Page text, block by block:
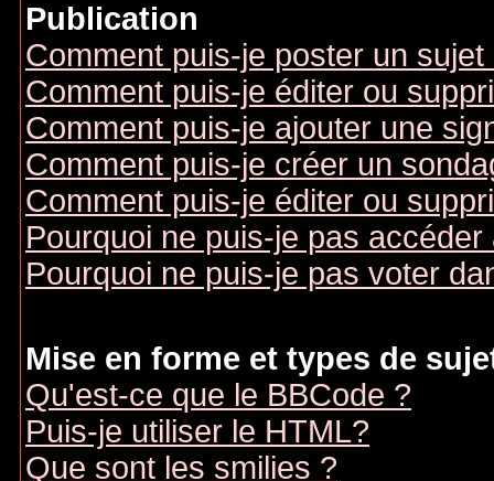
Publication
Comment puis-je poster un
Comment puis-je éditer ou
Comment puis-je ajouter une
Comment puis-je créer un
Comment puis-je éditer ou
Pourquoi ne puis-je pas accéder
Pourquoi ne puis-je pas voter
Mise en forme et types de
Qu'est-ce que le BBCode ?
Puis-je utiliser le HTML?
Que sont les smilies ?